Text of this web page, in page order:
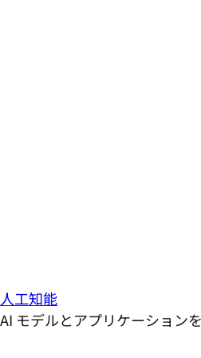
人工知能
AI モデルとアプリケーション